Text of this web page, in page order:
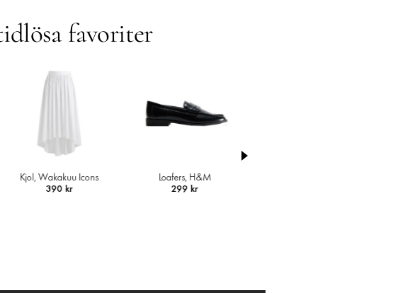
favoriter
Loafers, H&M
299 kr
Skjortjacka i ullmix,
Arket